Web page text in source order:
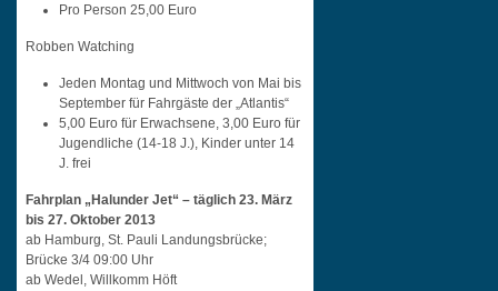
Pro Person 25,00 Euro
Robben Watching
Jeden Montag und Mittwoch von Mai bis
September für Fahrgäste der „Atlantis“
5,00 Euro für Erwachsene, 3,00 Euro für
Jugendliche (14-18 J.), Kinder unter 14
J. frei
Fahrplan „Halunder Jet“ – täglich 23. März
bis 27. Oktober 2013
ab Hamburg, St. Pauli Landungsbrücke;
Brücke 3/4 09:00 Uhr
ab Wedel, Willkomm Höft